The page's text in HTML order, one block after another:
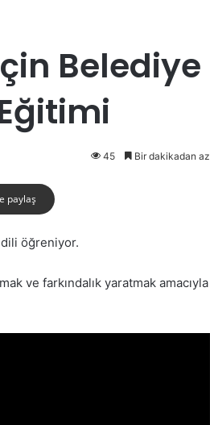
Belediye
45 Bir dakikadan az
paylaş
öğreniyor.
ve farkındalık yaratmak amacıyla